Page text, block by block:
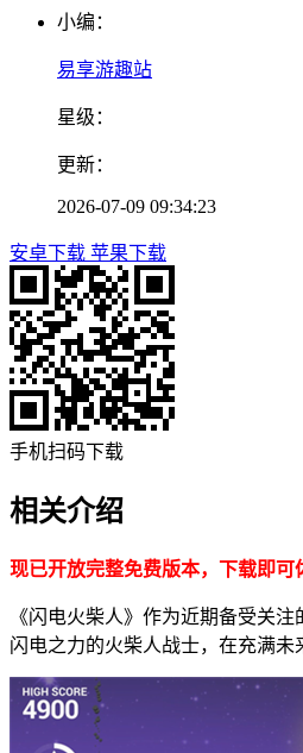
小编：
易享游趣站
星级：
更新：
2026-07-09 09:34:23
安卓下载 苹果下载
手机扫码下载
相关介绍
现已开放完整免费版本，下载即可
《闪电火柴人》作为近期备受关
闪电之力的火柴人战士，在充满未